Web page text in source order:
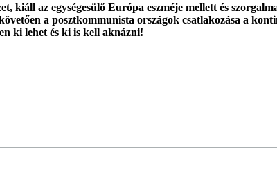
az egységesülő Európa eszméje mellett és
a posztkommunista országok csatlakozása a
ki lehet és ki is kell aknázni!